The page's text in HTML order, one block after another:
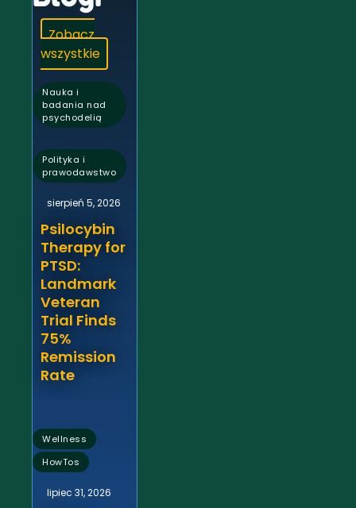
Zobacz
wszystkie
Nauka i
badania nad
psychodelią
,
Polityka i
prawodawstwo
sierpień 5, 2026
Psilocybin
Therapy for
PTSD:
Landmark
Veteran
Trial Finds
75%
Remission
Rate
Wellness ,
HowTos
lipiec 31, 2026